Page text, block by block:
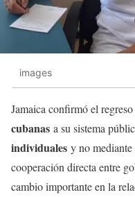
images
Jamaica confirmó el
cubanas a su sistema
individuales y no
cooperación directa entre
cambio importante en la